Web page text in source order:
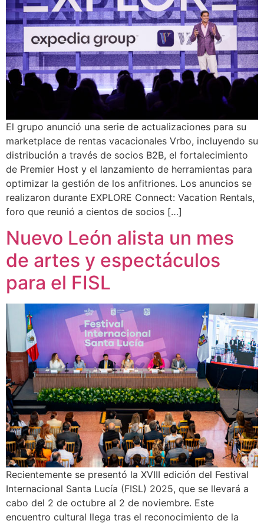
El grupo anunció una serie de actualizaciones para su
marketplace de rentas vacacionales Vrbo, incluyendo su
distribución a través de socios B2B, el fortalecimiento
de Premier Host y el lanzamiento de herramientas para
optimizar la gestión de los anfitriones. Los anuncios se
realizaron durante EXPLORE Connect: Vacation Rentals,
foro que reunió a cientos de socios […]
Nuevo León alista un mes
de artes y espectáculos
para el FISL
Recientemente se presentó la XVIII edición del Festival
Internacional Santa Lucía (FISL) 2025, que se llevará a
cabo del 2 de octubre al 2 de noviembre. Este
encuentro cultural llega tras el reconocimiento de la